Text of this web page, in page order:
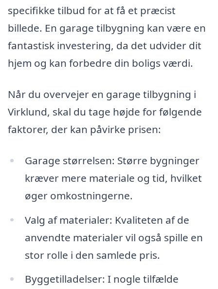
specifikke tilbud for at få et præcist
billede. En garage tilbygning kan være en
fantastisk investering, da det udvider dit
hjem og kan forbedre din boligs værdi.
Når du overvejer en garage tilbygning i
Virklund, skal du tage højde for følgende
faktorer, der kan påvirke prisen:
Garage størrelsen: Større bygninger
kræver mere materiale og tid, hvilket
øger omkostningerne.
Valg af materialer: Kvaliteten af de
anvendte materialer vil også spille en
stor rolle i den samlede pris.
Byggetilladelser: I nogle tilfælde